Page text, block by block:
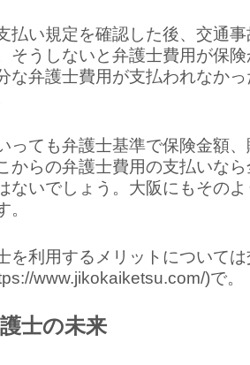
払い規定を確認した後、交通
そうしないと弁護士費用が保
な弁護士費用が支払われなか
っても弁護士基準で保険金額
からの弁護士費用の支払いな
ないでしょう。大阪にもその
。
を利用するメリットについて
www.jikokaiketsu.com/)で。
士の未来